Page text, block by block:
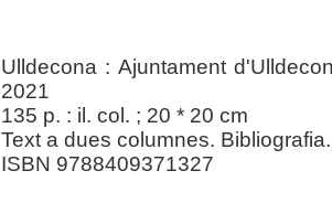
Ulldecona : Ajuntament
2021
135 p. : il. col. ; 20 * 20 cm
Text a dues columnes.
ISBN 9788409371327